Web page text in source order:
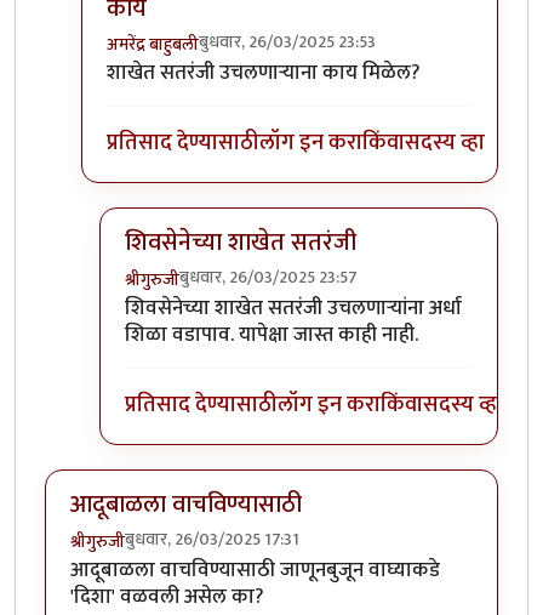
अमरेंद्र बाहुबलीबुधवार, 26/03/2025 23:53
In reply toमाईडे,byश्रीगुरुजी
शाखेत सतरंजी उचलणाऱ्याना काय मिळेल?
प्रतिसाद देण्यासाठीलॉग इन कराकिंवासदस्य व्हा
शिवसेनेच्या शाखेत सतरंजी
श्रीगुरुजीबुधवार, 26/03/2025 23:57
In reply toशाखेत सतरंजी उचलणाऱ्याना काय
शिवसेनेच्या शाखेत सतरंजी उचलणाऱ्यांना अर्धा
शिळा वडापाव. यापेक्षा जास्त काही नाही.
प्रतिसाद देण्यासाठीलॉग इन कराकिंवासदस्य व्हा
आदूबाळला वाचविण्यासाठी
श्रीगुरुजीबुधवार, 26/03/2025 17:31
आदूबाळला वाचविण्यासाठी जाणूनबुजून वाघ्याकडे
'दिशा' वळवली असेल का?